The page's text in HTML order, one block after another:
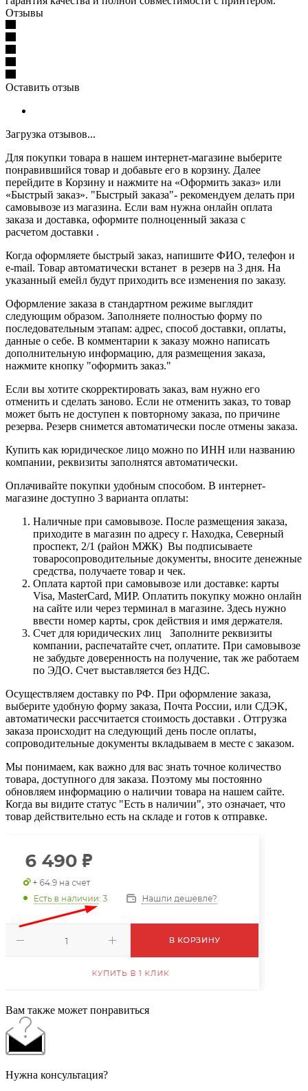
Отзывы
Оставить отзыв
Загрузка отзывов...
Для покупки товара в нашем интернет-магазине выберите
понравившийся товар и добавьте его в корзину. Далее
перейдите в Корзину и нажмите на «Оформить заказ» или
«Быстрый заказ». "Быстрый заказа"- рекомендуем делать при
самовывозе из магазина. Если вам нужна онлайн оплата
заказа и доставка, оформите полноценный заказа с
расчетом доставки .
Когда оформляете быстрый заказ, напишите ФИО, телефон и
e-mail. Товар автоматически встанет в резерв на 3 дня. На
указанный емейл будут приходить все изменения по заказу.
Оформление заказа в стандартном режиме выглядит
следующим образом. Заполняете полностью форму по
последовательным этапам: адрес, способ доставки, оплаты,
данные о себе. В комментарии к заказу можно написать
дополнительную информацию, для размещения заказа,
нажмите кнопку "оформить заказ."
Если вы хотите скорректировать заказ, вам нужно его
отменить и сделать заново. Если не отменить заказ, то товар
может быть не доступен к повторному заказа, по причине
резерва. Резерв снимется автоматически после отмены заказа.
Купить как юридическое лицо можно по ИНН или названию
компании, реквизиты заполнятся автоматически.
Оплачивайте покупки удобным способом. В интернет-
магазине доступно 3 варианта оплаты:
Наличные при самовывозе. После размещения заказа,
приходите в магазин по адресу г. Находка, Северный
проспект, 2/1 (район МЖК) Вы подписываете
товаросопроводительные документы, вносите денежные
средства, получаете товар и чек.
Оплата картой при самовывозе или доставке: карты
Visa, MasterCard, МИР. Оплатить покупку можно онлайн
на сайте или через терминал в магазине. Здесь нужно
ввести номер карты, срок действия и имя держателя.
Счет для юридических лиц Заполните реквизиты
компании, распечатайте счет, оплатите. При самовывозе
не забудьте доверенность на получение, так же работаем
по ЭДО. Счет выставляется без НДС.
Осуществляем доставку по РФ. При оформление заказа,
выберите удобную форму заказа, Почта России, или СДЭК,
автоматически рассчитается стоимость доставки . Отгрузка
заказа происходит на следующий день после оплаты,
сопроводительные документы вкладываем в месте с заказом.
Мы понимаем, как важно для вас знать точное количество
товара, доступного для заказа. Поэтому мы постоянно
обновляем информацию о наличии товара на нашем сайте.
Когда вы видите статус "Есть в наличии", это означает, что
товар действительно есть на складе и готов к отправке.
Вам также может понравиться
Нужна консультация?